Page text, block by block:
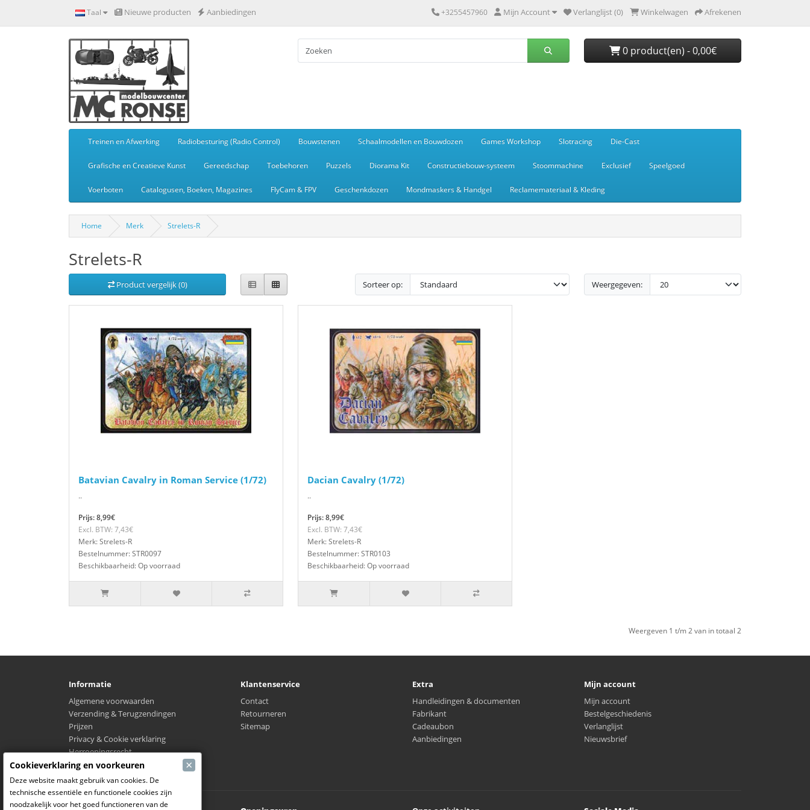
Taal Nieuwe producten Aanbiedingen +3255457960 Mijn Account Verlanglijst (0) Winkelwagen Afrekenen
0 product(en) - 0,00€
Treinen en Afwerking Radiobesturing (Radio Control) Bouwstenen Schaalmodellen en Bouwdozen Games Workshop Slotracing Die-Cast
Grafische en Creatieve Kunst Gereedschap Toebehoren Puzzels Diorama Kit Constructiebouw-systeem Stoommachine Exclusief Speelgoed
Voerboten Catalogusen, Boeken, Magazines FlyCam & FPV Geschenkdozen Mondmaskers & Handgel Reclamemateriaal & Kleding
Home Merk Strelets-R
Strelets-R
Product vergelijk (0) Sorteer op: Weergegeven:
Batavian Cavalry in Roman Service (1/72)
..
Prijs: 8,99€
Excl. BTW: 7,43€
Merk: Strelets-R
Bestelnummer: STR0097
Beschikbaarheid: Op voorraad
Dacian Cavalry (1/72)
..
Prijs: 8,99€
Excl. BTW: 7,43€
Merk: Strelets-R
Bestelnummer: STR0103
Beschikbaarheid: Op voorraad
Weergeven 1 t/m 2 van in totaal 2
Informatie
Algemene voorwaarden
Verzending & Terugzendingen
Prijzen
Privacy & Cookie verklaring
Herroepingsrecht
Waar is mijn verzending?
Klantenservice
Contact
Retourneren
Sitemap
Extra
Handleidingen & documenten
Fabrikant
Cadeaubon
Aanbiedingen
Mijn account
Mijn account
Bestelgeschiedenis
Verlanglijst
Nieuwsbrief
Cookieverklaring en voorkeuren ×
Deze website maakt gebruik van cookies. De
technische essentiële en functionele cookies zijn
noodzakelijk voor het goed functioneren van de